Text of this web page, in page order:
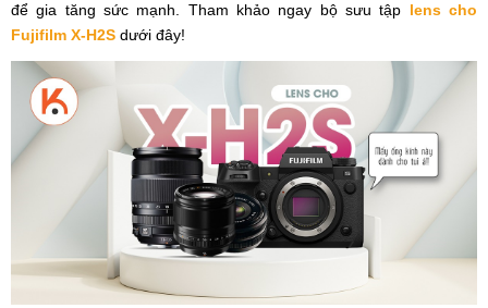
để gia tăng sức mạnh. Tham khảo ngay bộ sưu tập lens cho
Fujifilm X-H2S dưới đây!